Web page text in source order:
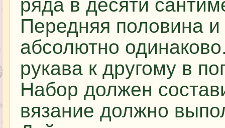
ряда в десяти
Передняя половина
абсолютно
рукава к другому в
Набор должен
вязание должно